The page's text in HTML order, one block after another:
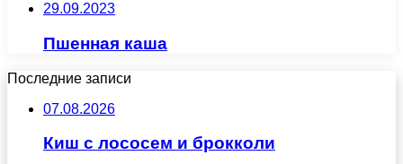
29.09.2023
Пшенная каша
Последние записи
07.08.2026
Киш с лососем и брокколи